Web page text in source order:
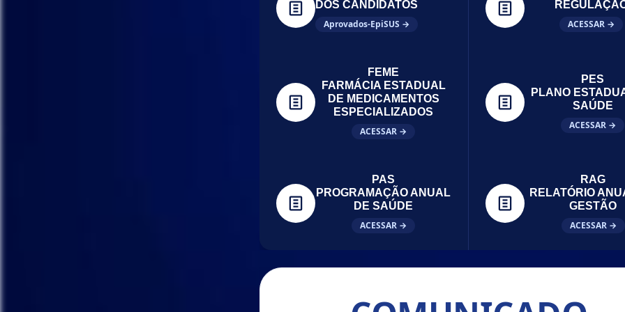
DOS CANDIDATOS
Aprovados-EpiSUS →
ACESSAR →
FEME
FARMÁCIA ESTADUAL
DE MEDICAMENTOS
ESPECIALIZADOS
ACESSAR →
PES
PLANO
SAÚDE
ACESSAR →
PAS
PROGRAMAÇÃO ANUAL
DE SAÚDE
ACESSAR →
RAG
RELATÓRIO
GESTÃO
ACESSAR →